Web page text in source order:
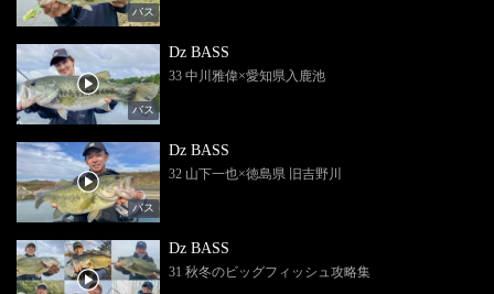
バス
バス
Dz BASS
33 中川雅偉×愛知県入鹿池
バス
Dz BASS
32 山下一也×徳島県 旧吉野川
Dz BASS
31 秋冬のビッグフィッシュ攻略集